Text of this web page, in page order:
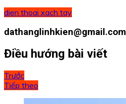
dien thoai xach tay
dathanglinhkien@gmail.com
Điều hướng bài viết
Trước
Tiếp theo